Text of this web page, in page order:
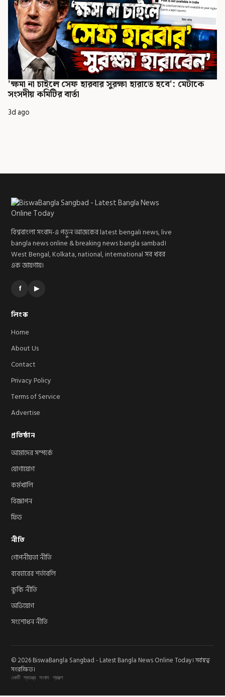
'ক্ষমা না চাইলে সেফ হারবার সুরক্ষা হারাতে হবে': মেটাকে
সংসদীয় কমিটির বার্তা
3d ago
বিশ্ববাংলা সংবাদ-এ পড়ুন আজকের latest bengali news, live
bangla news online & breaking news bangla sambad।
West Bengal, Kolkata, national, international সব খবর
এক জায়গায়।
f ▶
লিংক
Home
About Us
Contact
Privacy Policy
Terms of Service
Advertise
প্রতিষ্ঠান
আমাদের সম্পর্কে
যোগাযোগ
কর্মখালি
বিজ্ঞাপন
ফিড
নীতি
গোপনীয়তা নীতি
ব্যবহারের শর্তাবলি
কুকি নীতি
অভিযোগ
সংশোধন নীতি
© 2026 BiswaBangla Sangbad - Latest Bangla News Online Today। সর্বস্বত্ব
সংরক্ষিত।
একটি স্বতন্ত্র সংবাদ প্রকল্প